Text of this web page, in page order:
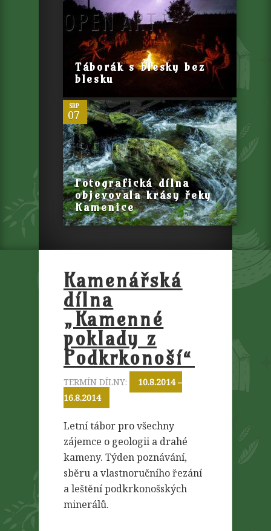
Táborák s blesky bez
blesku
SRP
07
0
Fotografická dílna
objevovala krásy řeky
Kamenice
Kamenářská
dílna
„Kamenné
poklady z
Podkrkonoší“
TERMÍN DÍLNY:
10.8.2014 –
16.8.2014
Letní tábor pro všechny
zájemce o geologii a drahé
kameny. Týden poznávání,
sběru a vlastnoručního řezání
a leštění podkrkonošských
minerálů.